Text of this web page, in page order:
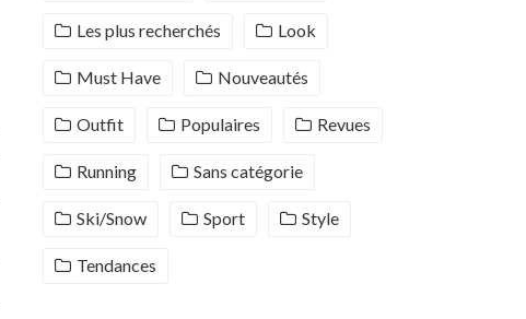
Les plus recherchés Look
Must Have Nouveautés
Outfit Populaires Revues
Running Sans catégorie
Ski/Snow Sport Style
Tendances